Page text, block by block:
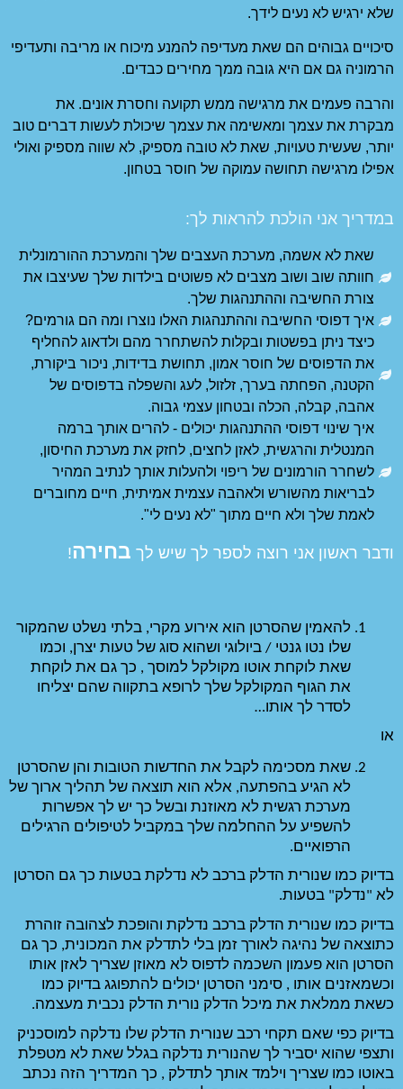
להמנע מיכוח או מריבה ותעדיפי
מחירים כבדים.
תקועה וחסרת אונים. את
עצמך שיכולת לעשות דברים טוב
מספיק, לא שווה מספיק ואולי
חוסר בטחון.
לך:​
שלך והמערכת ההורמונלית
פשוטים בילדות שלך שעיצבו את
שלך.
האלו נוצרו ומה הם גורמים?​
להשתחרר מהם ולדאוג להחליף
תחושת בדידות, ניכור ביקורת,
לעג והשפלה בדפוסים של
עצמי גבוה.​
יכולים - להרים אותך ברמה
לחזק את מערכת החיסון,
ולהעלות אותך לנתיב המהיר
אמיתית, חיים מחוברים
נעים לי".
לך שיש לךבחירה !
להאמין שהסרטן הוא אירוע מקרי, בלתי נשלט שהמקור
שלו נטו גנטי / ביולוגי ושהוא סוג של טעות יצרן, וכמו
שאת לוקחת אוטו מקולקל למוסך , כך גם את לוקחת
את הגוף המקולקל שלך לרופא בתקווה שהם יצליחו
שאת מסכימה לקבל את החדשות הטובות והן שהסרטן
לא הגיע בהפתעה, אלא הוא תוצאה של תהליך ארוך של
מערכת רגשית לא מאוזנת ובשל כך יש לך אפשרות
להשפיע על ההחלמה שלך במקביל לטיפולים הרגילים
בדיוק כמו שנורית הדלק ברכב לא נדלקת בטעות כך גם הסרטן
בדיוק כמו שנורית הדלק ברכב נדלקת והופכת לצהובה זוהרת
כתוצאה של נהיגה לאורך זמן בלי לתדלק את המכונית, כך גם
הסרטן הוא פעמון השכמה לדפוס לא מאוזן שצריך לאזן אותו
וכשמאזנים אותו , סימני הסרטן יכולים להתפוגג בדיוק כמו
נורית הדלק נכבית מעצמה.
בדיוק כפי שאם תקחי רכב שנורית הדלק שלו נדלקה למוסכניק
ותצפי שהוא יסביר לך שהנורית נדלקה בגלל שאת לא מטפלת
באוטו כמו שצריך וילמד אותך לתדלק , כך המדריך הזה נכתב